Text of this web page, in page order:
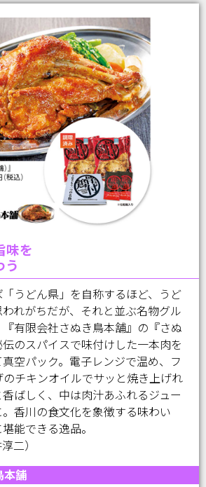
味を
う
うどん県」を自称するほど、うど
れがちだが、それと並ぶ名物グル
有限会社さぬき鳥本舗』の『さぬ
のスパイスで味付けした一本肉を
空パック。電子レンジで温め、フ
チキンオイルでサッと焼き上げれ
ばしく、中は肉汁あふれるジュー
香川の食文化を象徴する味わい
能できる逸品。
二）
本舗